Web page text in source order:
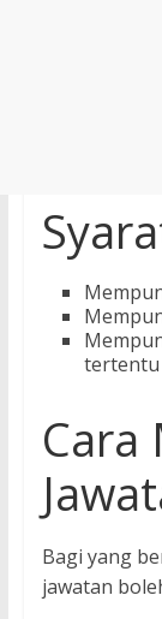
tertentu
Cara
Bagi yang
jawatan